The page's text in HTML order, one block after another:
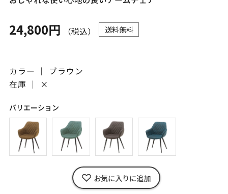
24,800円 （税込） 送料無料
カラー ｜ ブラウン
在庫 ｜
×
バリエーション
お気に入りに追加